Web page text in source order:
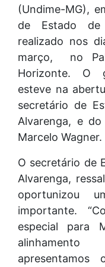
(Undime-MG),
de Estado de
realizado nos
março, no
Horizonte. O
esteve na
secretário de
Alvarenga, e
Marcelo Wagner.
O secretário de
Alvarenga,
oportunizou
importante.
especial para
apresentamos